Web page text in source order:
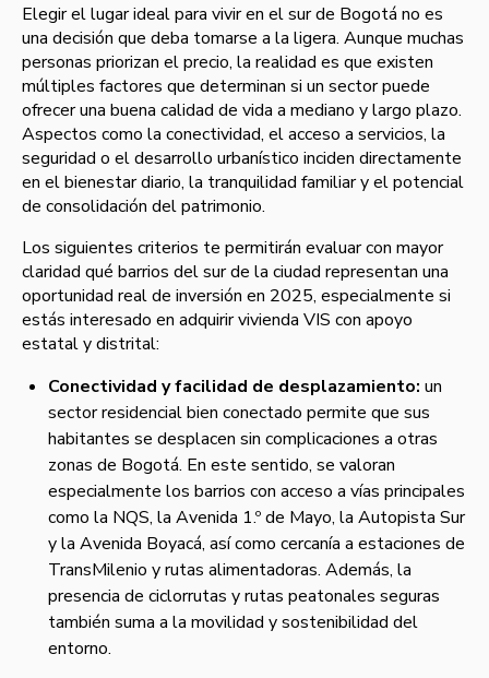
Elegir el lugar ideal para vivir en el sur de Bogotá no es
una decisión que deba tomarse a la ligera. Aunque muchas
personas priorizan el precio, la realidad es que existen
múltiples factores que determinan si un sector puede
ofrecer una buena calidad de vida a mediano y largo plazo.
Aspectos como la conectividad, el acceso a servicios, la
seguridad o el desarrollo urbanístico inciden directamente
en el bienestar diario, la tranquilidad familiar y el potencial
de consolidación del patrimonio.
Los siguientes criterios te permitirán evaluar con mayor
claridad qué barrios del sur de la ciudad representan una
oportunidad real de inversión en 2025, especialmente si
estás interesado en adquirir vivienda VIS con apoyo
estatal y distrital:
Conectividad y facilidad de desplazamiento: un
sector residencial bien conectado permite que sus
habitantes se desplacen sin complicaciones a otras
zonas de Bogotá. En este sentido, se valoran
especialmente los barrios con acceso a vías principales
como la NQS, la Avenida 1.º de Mayo, la Autopista Sur
y la Avenida Boyacá, así como cercanía a estaciones de
TransMilenio y rutas alimentadoras. Además, la
presencia de ciclorrutas y rutas peatonales seguras
también suma a la movilidad y sostenibilidad del
entorno.